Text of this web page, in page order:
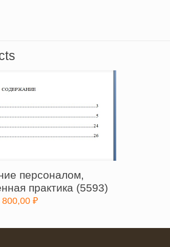
персоналом,
практика (5593)
800,00 ₽